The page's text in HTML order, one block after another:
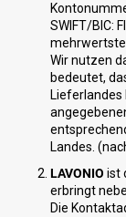
SWIFT/BIC:
Wir nutzen
bedeutet,
Lieferlandes
Landes.
LAVONIO ist
erbringt
Die